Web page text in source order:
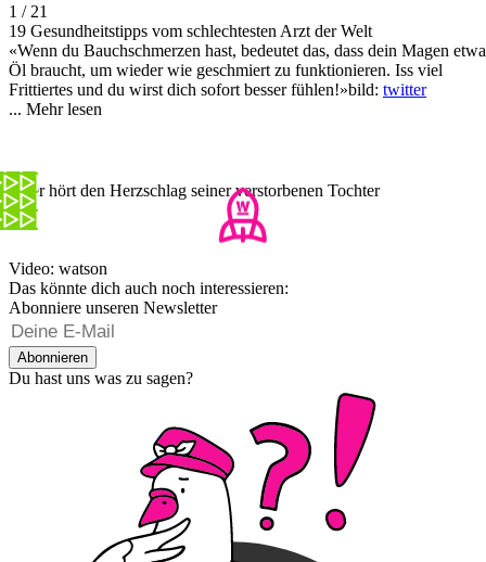
1 / 21
19 Gesundheitstipps vom schlechtesten Arzt der Welt
«Wenn du Bauchschmerzen hast, bedeutet das, dass dein Magen
Öl braucht, um wieder wie geschmiert zu funktionieren. Iss viel
Frittiertes und du wirst dich sofort besser fühlen!»bild: twitter
... Mehr lesen
Vater hört den Herzschlag seiner verstorbenen Tochter
Video: watson
Das könnte dich auch noch interessieren:
Abonniere unseren Newsletter
Abonnieren
Du hast uns was zu sagen?